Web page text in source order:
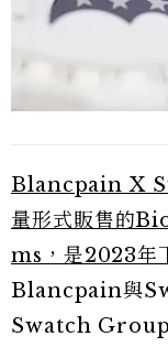
Blancpain X
量形式販售的
ms，是2023年
Blancpain與
Swatch Group